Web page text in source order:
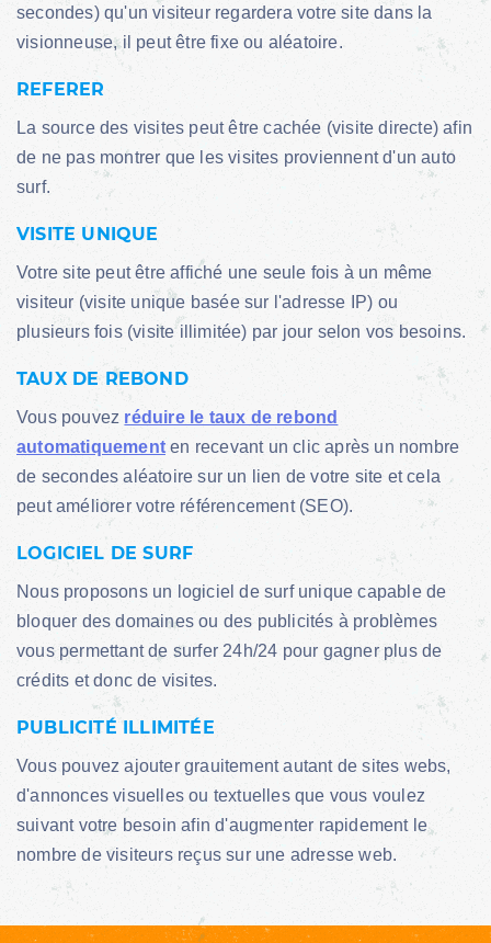
secondes) qu'un visiteur regardera votre site dans la
visionneuse, il peut être fixe ou aléatoire.
REFERER
La source des visites peut être cachée (visite directe) afin
de ne pas montrer que les visites proviennent d'un auto
surf.
VISITE UNIQUE
Votre site peut être affiché une seule fois à un même
visiteur (visite unique basée sur l'adresse IP) ou
plusieurs fois (visite illimitée) par jour selon vos besoins.
TAUX DE REBOND
Vous pouvez réduire le taux de rebond
automatiquement en recevant un clic après un nombre
de secondes aléatoire sur un lien de votre site et cela
peut améliorer votre référencement (SEO).
LOGICIEL DE SURF
Nous proposons un logiciel de surf unique capable de
bloquer des domaines ou des publicités à problèmes
vous permettant de surfer 24h/24 pour gagner plus de
crédits et donc de visites.
PUBLICITÉ ILLIMITÉE
Vous pouvez ajouter grauitement autant de sites webs,
d'annonces visuelles ou textuelles que vous voulez
suivant votre besoin afin d'augmenter rapidement le
nombre de visiteurs reçus sur une adresse web.